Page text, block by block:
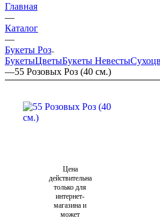
Главная
—
Каталог
—
Букеты Роз
БукетыЦветыБукеты Невесты
—55 Розовых Роз (40 см.)
Цена
действительна
только для
интернет-
магазина и
может